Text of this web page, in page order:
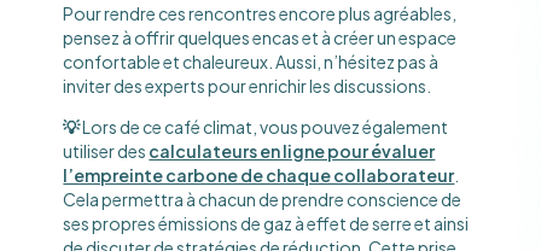
Pour rendre ces rencontres encore plus agréables,
pensez à offrir quelques encas et à créer un espace
confortable et chaleureux. Aussi, n’hésitez pas à
inviter des experts pour enrichir les discussions.
💡Lors de ce café climat, vous pouvez également
utiliser des calculateurs en ligne pour évaluer
l’empreinte carbone de chaque collaborateur.
Cela permettra à chacun de prendre conscience de
ses propres émissions de gaz à effet de serre et ainsi